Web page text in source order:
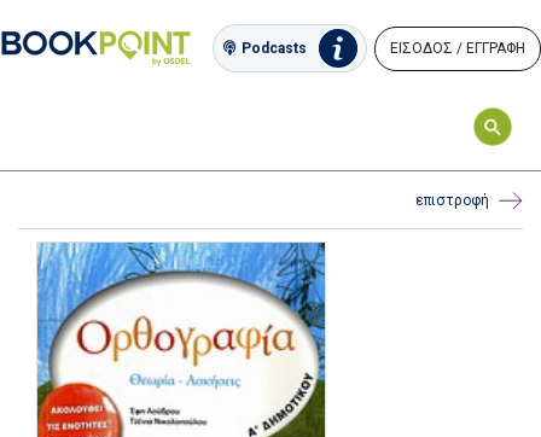
Podcasts ΕΙΣΟΔΟΣ / ΕΓΓΡΑΦΗ
επιστροφή